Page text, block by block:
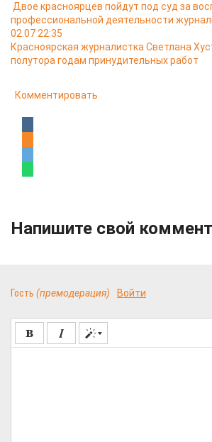
Двое красноярцев пойдут под суд за
профессиональной деятельности
02.07 22:35
Красноярская журналистка Светлана
полутора годам принудительных работ
Комментировать
Напишите свой
Гость (премодерация) Войти